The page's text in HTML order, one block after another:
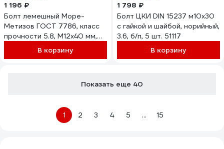
1 196 ₽
Болт лемешный Море-
Метизов ГОСТ 7786, класс
прочности 5.8, M12x40 мм,
BOLTG778658124050М
В корзину
1 798 ₽
Болт ЦКИ DIN 15237 м10x30
с гайкой и шайбой, норийный,
3.6, б/п, 5 шт. 51117
В корзину
Показать еще 40
1 2 3 4 5 ... 15